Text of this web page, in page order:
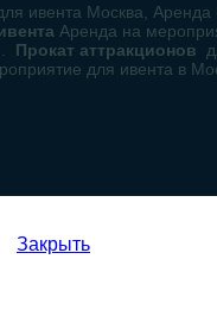
ивента Москва,
Аренда на
Прокат аттракционов
для ивента в
Закрыть